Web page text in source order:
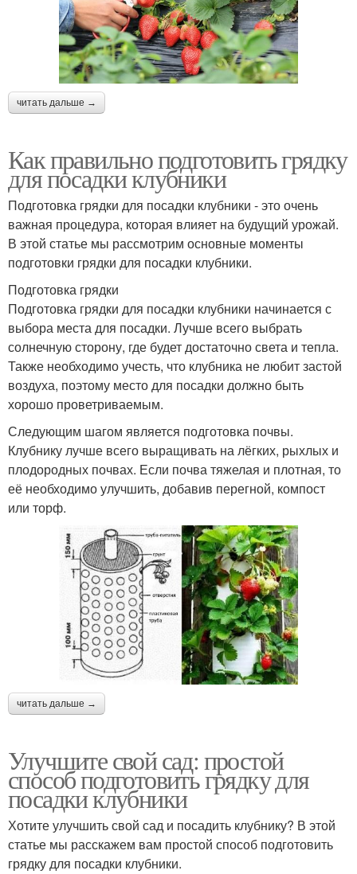
читать дальше →
Как правильно подготовить грядку
для посадки клубники
Подготовка грядки для посадки клубники - это очень
важная процедура, которая влияет на будущий урожай.
В этой статье мы рассмотрим основные моменты
подготовки грядки для посадки клубники.
Подготовка грядки
Подготовка грядки для посадки клубники начинается с
выбора места для посадки. Лучше всего выбрать
солнечную сторону, где будет достаточно света и тепла.
Также необходимо учесть, что клубника не любит застой
воздуха, поэтому место для посадки должно быть
хорошо проветриваемым.
Следующим шагом является подготовка почвы.
Клубнику лучше всего выращивать на лёгких, рыхлых и
плодородных почвах. Если почва тяжелая и плотная, то
её необходимо улучшить, добавив перегной, компост
или торф.
читать дальше →
Улучшите свой сад: простой
способ подготовить грядку для
посадки клубники
Хотите улучшить свой сад и посадить клубнику? В этой
статье мы расскажем вам простой способ подготовить
грядку для посадки клубники.